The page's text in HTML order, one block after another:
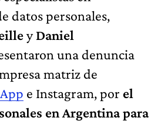
datos personales,
yDaniel
una denuncia
matriz de
e Instagram, por el
en Argentina para